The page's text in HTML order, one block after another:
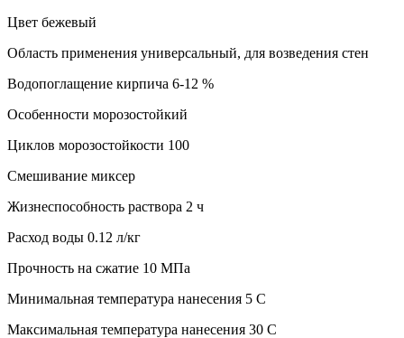
Цвет бежевый
Область применения универсальный, для возведения стен
Водопоглащение кирпича 6-12 %
Особенности морозостойкий
Циклов морозостойкости 100
Смешивание миксер
Жизнеспособность раствора 2 ч
Расход воды 0.12 л/кг
Прочность на сжатие 10 МПа
Минимальная температура нанесения 5 C
Максимальная температура нанесения 30 C